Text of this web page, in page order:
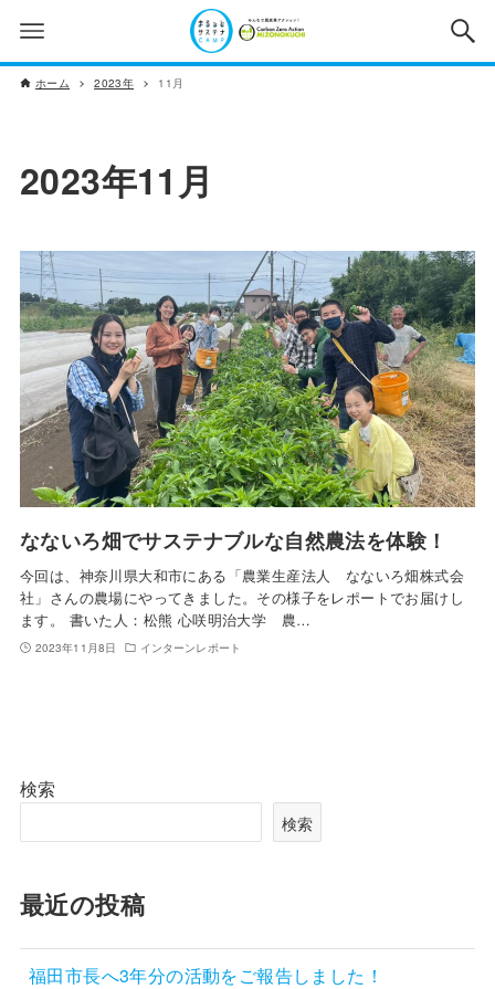
ホーム 2023年 11月
2023年11月
なないろ畑でサステナブルな自然農法を体験！
今回は、神奈川県大和市にある「農業生産法人 なないろ畑株式会
社」さんの農場にやってきました。その様子をレポートでお届けし
ます。 書いた人：松熊 心咲明治大学 農…
2023年11月8日 インターンレポート
検索
検索
最近の投稿
福田市長へ3年分の活動をご報告しました！